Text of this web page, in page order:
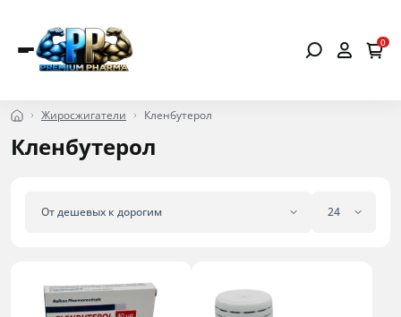
0
Жиросжигатели Кленбутерол
Кленбутерол